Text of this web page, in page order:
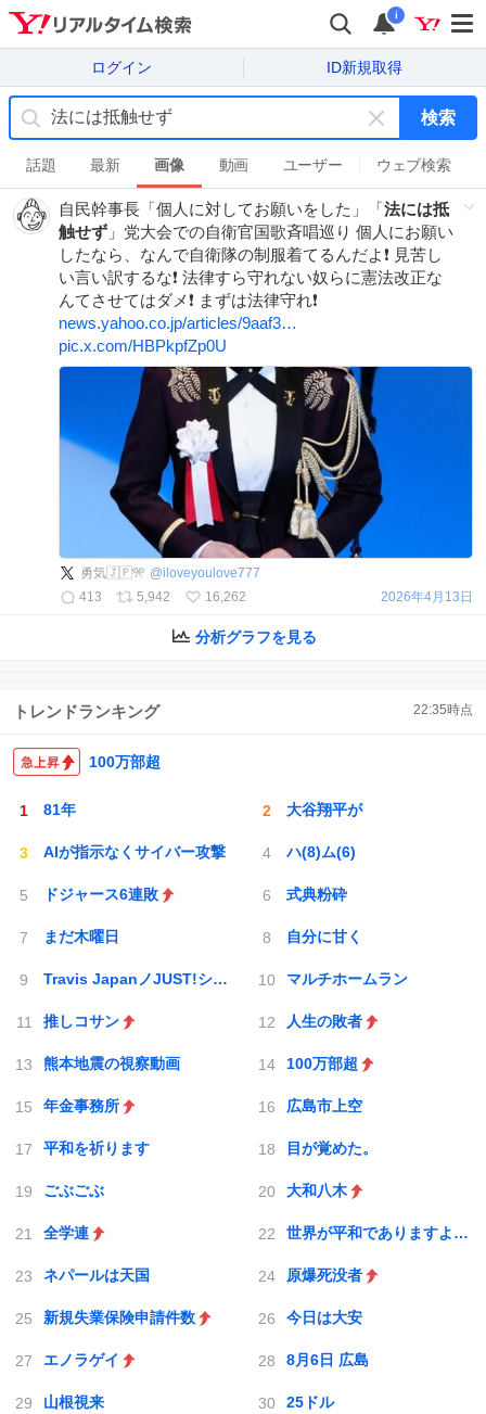
i
ログイン ID新規取得
キ
ー
ワ
ー
ド
を
消
検索
話題 最新 画像 動画 ユーザー ウェブ検索
自民幹事長「個人に対してお願いをした」「法には抵
触せず 」党大会での自衛官国歌斉唱巡り 個人にお願い
したなら、なんで自衛隊の制服着てるんだよ❗️ 見苦し
い言い訳するな❗️ 法律すら守れない奴らに憲法改正な
んてさせてはダメ❗️ まずは法律守れ❗️
news.yahoo.co.jp/articles/9aaf3…
pic.x.com/HBPkpfZp0U
勇気🇯🇵🎌 @iloveyoulove777
413
5,942 16,262 2026年4月13日
分析グラフを見る
トレンドランキング 22:35時点
100万部超
81年 大谷翔平が
AIが指示なくサイバー攻撃 ハ(8)ム(6)
ドジャース6連敗 式典粉砕
まだ木曜日 自分に甘く
Travis JapanノJUST!シン日本遺産 マルチホームラン
推しコサン 人生の敗者
熊本地震の視察動画 100万部超
年金事務所 広島市上空
平和を祈ります 目が覚めた。
ごぶごぶ 大和八木
全学連 世界が平和でありますように
ネパールは天国 原爆死没者
新規失業保険申請件数 今日は大安
エノラゲイ 8月6日 広島
山根視来 25ドル